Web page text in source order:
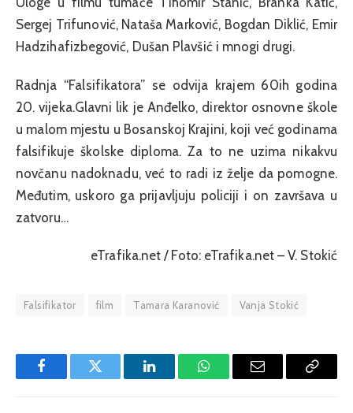
Sergej Trifunović, Nataša Marković, Bogdan Diklić, Emir
Hadzihafizbegović, Dušan Plavšić i mnogi drugi.
Radnja “Falsifikatora” se odvija krajem 60ih godina
20. vijeka.Glavni lik je Anđelko, direktor osnovne škole
u malom mjestu u Bosanskoj Krajini, koji već godinama
falsifikuje školske diploma. Za to ne uzima nikakvu
novčanu nadoknadu, već to radi iz želje da pomogne.
Međutim, uskoro ga prijavljuju policiji i on završava u
zatvoru…
eTrafika.net / Foto: eTrafika.net – V. Stokić
Falsifikator film Tamara Karanović Vanja Stokić
FacebookTwitter LinkedInWhatsAppEmail
Copy